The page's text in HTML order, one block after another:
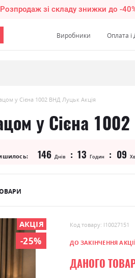
Розпродаж зі складу знижки до -
Виробники Оплата і
у Сієна 1002 ВНД Луцьк Акція
у Сієна
146 Днів 13 Годин 09
АКЦІЯ
-25%
Код товару: l10027151
ДО ЗАКІНЧЕННЯ
ДАНОГО